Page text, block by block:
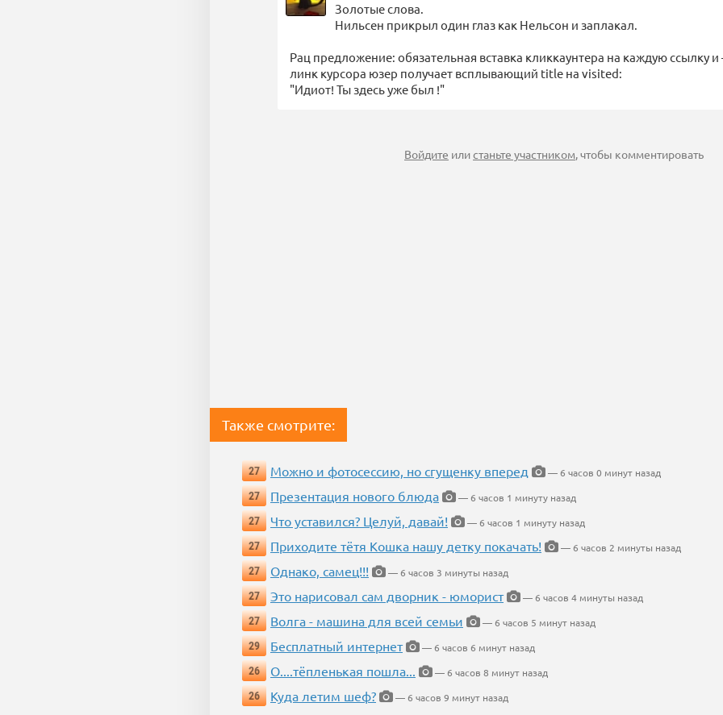
Золотые слова.
Нильсен прикрыл один глаз как Нельсон и заплакал.
Рац предложение: обязательная вставка кликкаунтера на каждую ссылку
линк курсора юзер получает всплывающий title на visited:
"Идиот! Ты здесь уже был !"
Войдите илистаньте участником, чтобы комментировать
Также смотрите:
27 Можно и фотосессию, но сгущенку вперед
— 6 часов 0 минут назад
27
Презентация нового блюда
— 6 часов 1 минуту назад
27
Что уставился? Целуй, давай!
— 6 часов 1 минуту назад
27
Приходите тётя Кошка нашу детку покачать!
— 6 часов 2 минуты назад
27
Однако, самец!!!
— 6 часов 3 минуты назад
27
Это нарисовал сам дворник - юморист
— 6 часов 4 минуты назад
27
Волга - машина для всей семьи
— 6 часов 5 минут назад
29
Бесплатный интернет
— 6 часов 6 минут назад
26
О....тёпленькая пошла...
— 6 часов 8 минут назад
26
Куда летим шеф? — 6 часов 9 минут назад